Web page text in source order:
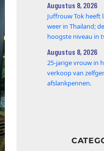
Augustus 8, 2026
Juffrouw Tok heeft
weer in Thailand;
hoogste niveau in
Augustus 8, 2026
25‑jarige vrouw in
verkoop van
afslankpennen.